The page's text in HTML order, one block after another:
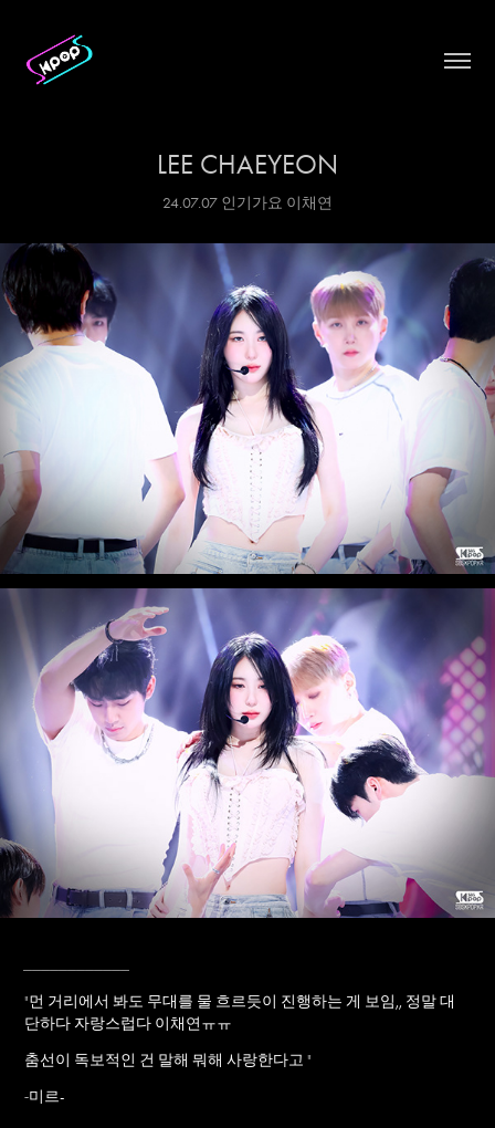
LEE CHAEYEON
24.07.07 인기가요 이채연
____________
"먼 거리에서 봐도 무대를 물 흐르듯이 진행하는 게 보임,, 정말 대
단하다 자랑스럽다 이채연ㅠㅠ
춤선이 독보적인 건 말해 뭐해 사랑한다고 "
-미르-